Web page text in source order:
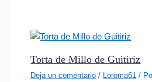
Torta de Millo de Guitiriz
Deja un comentario / Loroma61 /